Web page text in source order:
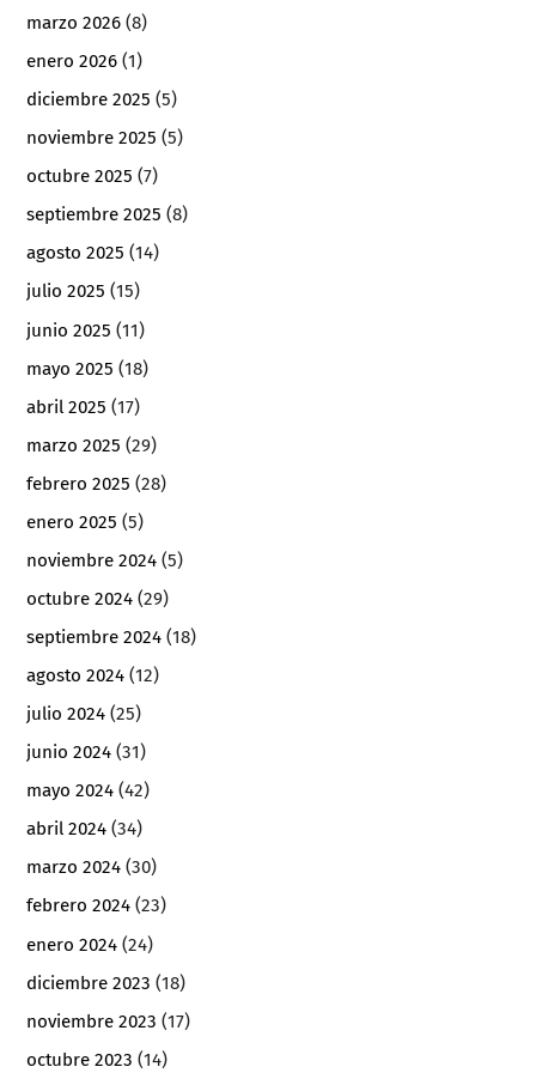
marzo 2026 (8)
enero 2026 (1)
diciembre 2025 (5)
noviembre 2025 (5)
octubre 2025 (7)
septiembre 2025 (8)
agosto 2025 (14)
julio 2025 (15)
junio 2025 (11)
mayo 2025 (18)
abril 2025 (17)
marzo 2025 (29)
febrero 2025 (28)
enero 2025 (5)
noviembre 2024 (5)
octubre 2024 (29)
septiembre 2024 (18)
agosto 2024 (12)
julio 2024 (25)
junio 2024 (31)
mayo 2024 (42)
abril 2024 (34)
marzo 2024 (30)
febrero 2024 (23)
enero 2024 (24)
diciembre 2023 (18)
noviembre 2023 (17)
octubre 2023 (14)